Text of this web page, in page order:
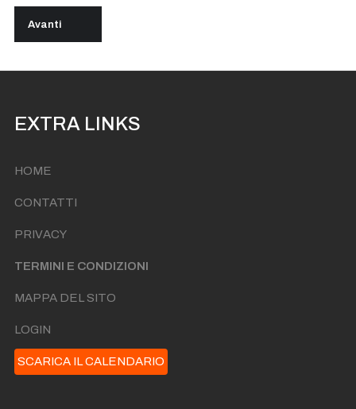
Articolo successivo: Getting Started
Avanti
EXTRA LINKS
HOME
CONTATTI
PRIVACY
TERMINI E CONDIZIONI
MAPPA DEL SITO
LOGIN
SCARICA IL CALENDARIO